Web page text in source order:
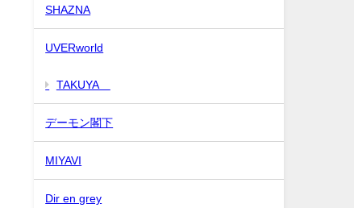
SHAZNA
UVERworld
TAKUYA∞
デーモン閣下
MIYAVI
Dir en grey